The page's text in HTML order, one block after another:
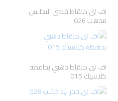
Pampers
cantu
GARNIER
اف اى ملقاط فضي اليجانس
مدهب 026
اف اى ملقاط ذهبي بحافظه
كلاسيك 015